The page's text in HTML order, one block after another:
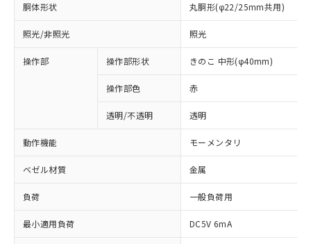
胴体形状 丸胴形(φ22/25mm共用)
照光/非照光 照光
操作部 操作部形状 きのこ 中形(φ40mm)
操作部色 赤
透明/不透明 透明
動作機能 モーメンタリ
ベゼル材質 金属
負荷 一般負荷用
最小適用負荷 DC5V 6mA